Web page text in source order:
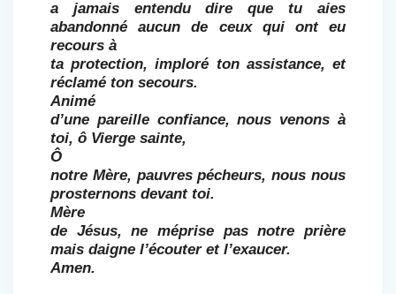
a jamais entendu dire que tu aies
abandonné aucun de ceux qui ont eu
recours à
ta protection, imploré ton assistance, et
réclamé ton secours.
Animé
d’une pareille confiance, nous venons à
toi, ô Vierge sainte,
Ô
notre Mère, pauvres pécheurs, nous nous
prosternons devant toi.
Mère
de Jésus, ne méprise pas notre prière
mais daigne l’écouter et l’exaucer.
Amen.